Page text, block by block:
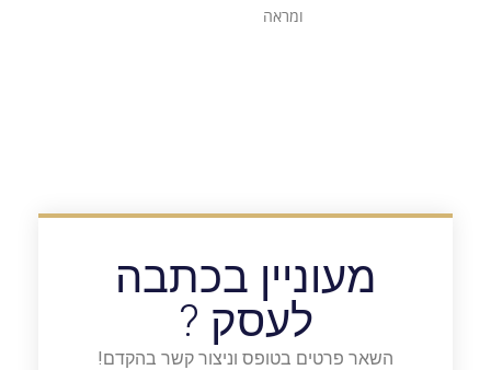
ומראה
מעוניין בכתבה
לעסק ?
השאר פרטים בטופס וניצור קשר בהקדם!